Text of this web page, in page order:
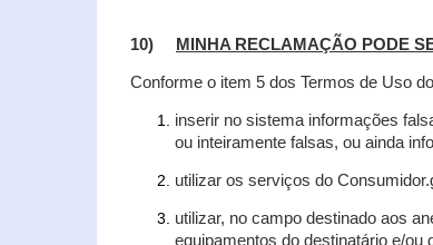
10) MINHA RECLAMAÇÃO PODE
Conforme o item 5 dos Termos de Uso
inserir no sistema informações
ou inteiramente falsas, ou ainda
utilizar os serviços do
utilizar, no campo destinado aos
equipamentos do destinatário e/ou